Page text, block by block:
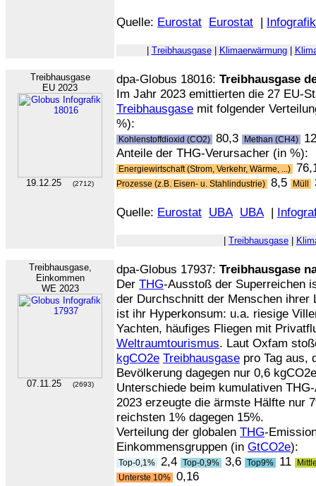
Quelle: Eurostat Eurostat | Infografik
Treibhausgase| Klimaerwärmung|
Treibhausgase
EU 2023
19.12.25 (2712)
dpa-Globus 18016: Treibhausgase
Im Jahr 2023 emittierten die 27 EU-
Treibhausgase mit folgender
%):
Kohlenstoffdioxid (CO2) 80,3 Methan (CH4)
Anteile der THG-Verursacher (in %):
Energiewirtschaft (Strom, Verkehr, Wärme, ...)
Prozesse (z.B. Eisen- u. Stahlindustrie) 8,5 Müll
Quelle: Eurostat UBA UBA|
Treibhausgase
Treibhausgase,
Einkommen
WE 2023
07.11.25 (2693)
dpa-Globus 17937: Treibhausgase
Der THG-Ausstoß der Superreichen
der Durchschnitt der Menschen ihrer
ist ihr Hyperkonsum: u.a. riesige
Yachten, häufiges Fliegen mit
Weltraumtourismus. Laut Oxfam
kgCO2e Treibhausgase pro Tag aus,
Bevölkerung dagegen nur 0,6
Unterschiede beim kumulativen
2023 erzeugte die ärmste Hälfte nur
reichsten 1% dagegen 15%.
Verteilung der globalen THG-
Einkommensgruppen (in GtCO2e):
Top-0,1% 2,4 Top-0,9% 3,6 Top9% 11
Unterste 10% 0,16